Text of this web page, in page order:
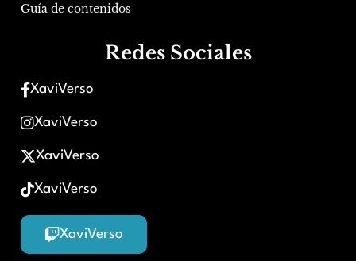
Guía de contenidos
Redes Sociales
XaviVerso
XaviVerso
XaviVerso
XaviVerso
XaviVerso